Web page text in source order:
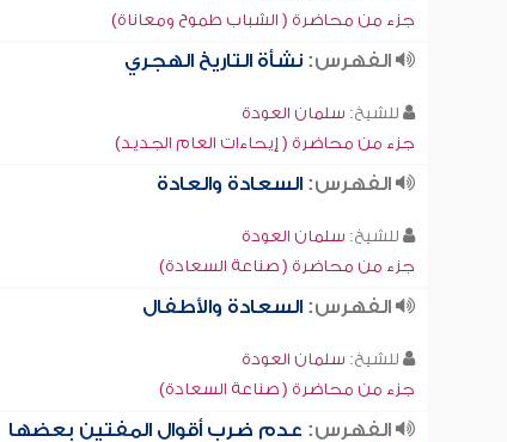
جزء من محاضرة ( الشباب طموح ومعاناة)
الفهرس:نشأة التاريخ الهجري
للشيخ: سلمان العودة
جزء من محاضرة ( إيحاءات العام الجديد)
الفهرس:السعادة والعادة
للشيخ: سلمان العودة
جزء من محاضرة ( صناعة السعادة)
الفهرس:السعادة والأطفال
للشيخ: سلمان العودة
جزء من محاضرة ( صناعة السعادة)
الفهرس: عدم ضرب أقوال المفتين بعضها